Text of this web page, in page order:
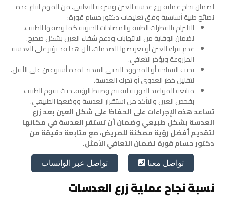
لضمان نجاح عملية زرع عدسة العين وسرعة التعافي، من المهم اتباع عدة
نصائح طبية أساسية وفق تعليمات دكتور حسام قورة:
الالتزام بالقطرات الطبية والمضادات الحيوية كما وصفها الطبيب،
لضمان الوقاية من الالتهابات ودعم شفاء العين بشكل صحيح.
عدم فرك العين أو تعريضها للصدمات، لأن هذا قد يؤثر على العدسة
المزروعة ويؤخر التعافي.
تجنب السباحة أو المجهود البدني الشديد لمدة أسبوعين على الأقل،
لتقليل خطر العدوى أو تحرك العدسة.
متابعة المواعيد الدورية لتقييم وضبط الرؤية، حيث يقوم الطبيب
بفحص العين والتأكد من استقرار العدسة ووضعها الطبيعي.
تساعد هذه الإجراءات على الحفاظ على شكل العين بعد زرع
العدسة بشكل طبيعي وضمان أن تستقر العدسة في مكانها
لتقديم أفضل رؤية ممكنة للمريض، مع متابعة دقيقة من
دكتور حسام قورة لضمان التعافي الأمثل.
تواصل معنا تواصل عبر الواتساب
نسبة نجاح عملية زرع العدسات